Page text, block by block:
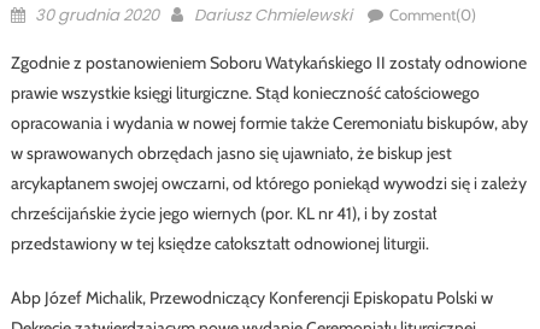
Posted
30 grudnia 2020 Author
Dariusz Chmielewski Comment(0)
Zgodnie z postanowieniem Soboru Watykańskiego II zostały odnowione
prawie wszystkie księgi liturgiczne. Stąd konieczność całościowego
opracowania i wydania w nowej formie także Ceremoniału biskupów, aby
w sprawowanych obrzędach jasno się ujawniało, że biskup jest
arcykapłanem swojej owczarni, od którego poniekąd wywodzi się i zależy
chrześcijańskie życie jego wiernych (por. KL nr 41), i by został
przedstawiony w tej księdze całokształt odnowionej liturgii.
Abp Józef Michalik, Przewodniczący Konferencji Episkopatu Polski w